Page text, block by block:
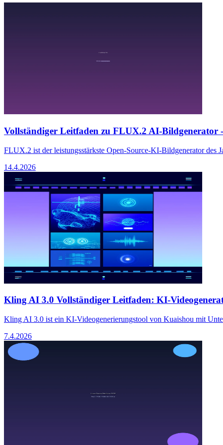
Vollständiger Leitfaden zu FLUX.2 AI-Bildgenerator
FLUX.2 ist der leistungsstärkste Open-Source-KI-Bildgenerator des
14.4.2026
Kling AI 3.0 Vollständiger Leitfaden: KI-
Kling AI 3.0 ist ein KI-Videogenerierungstool von Kuaishou mit
7.4.2026